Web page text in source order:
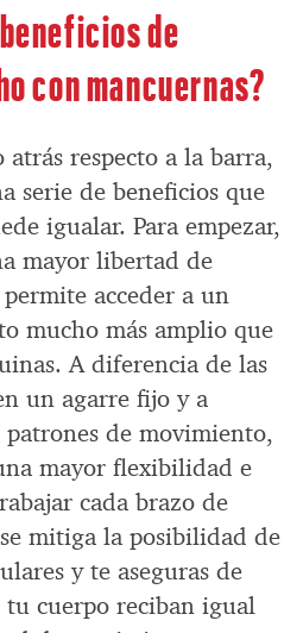
de
con mancuernas?
atrás respecto a la barra,
serie de beneficios que
igualar. Para empezar,
mayor libertad de
acceder a un
mucho más amplio que
A diferencia de las
un agarre fijo y a
de movimiento,
mayor flexibilidad e
cada brazo de
mitiga la posibilidad de
y te aseguras de
tu cuerpo reciban igual